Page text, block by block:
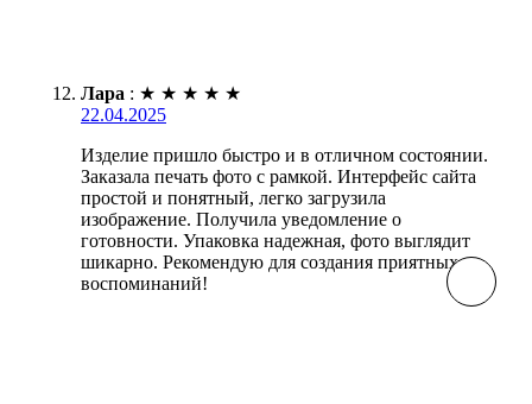
Лара : ★ ★ ★ ★ ★
22.04.2025
Изделие пришло быстро и в отличном состоянии.
Заказала печать фото с рамкой. Интерфейс сайта
простой и понятный, легко загрузила
изображение. Получила уведомление о
готовности. Упаковка надежная, фото выглядит
шикарно. Рекомендую для создания приятных
воспоминаний!